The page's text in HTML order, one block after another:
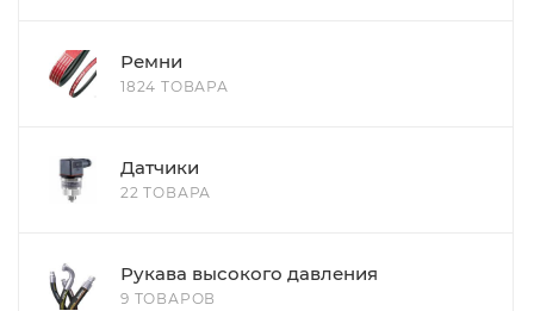
Ремни
1824 ТОВАРА
Датчики
22 ТОВАРА
Рукава высокого давления
9 ТОВАРОВ